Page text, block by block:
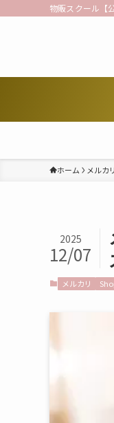
物販スクール【
ホーム メルカリ
2025
12/07
メルカリ